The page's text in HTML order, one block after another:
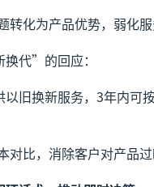
转化为产品优势，弱化
代”的回应：
以旧换新服务，3年内可
对比，消除客户对产品